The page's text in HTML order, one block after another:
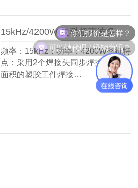
15kHz/4200W 灵科超声波多头机（横向）
频率：15kHz；功率：4200W整机特
点：采用2个焊接头同步焊接;适合大
面积的塑胶工件焊接…
【详情】
你们报价是怎样？
可以做代理 / 经销商吗？